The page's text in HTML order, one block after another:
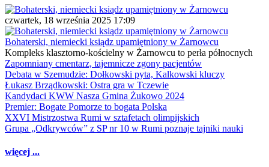
czwartek, 18 września 2025 17:09
Bohaterski, niemiecki ksiądz upamiętniony w Żarnowcu
Kompleks klasztorno-kościelny w Żarnowcu to perła północnych
Zapomniany cmentarz, tajemnicze zgony pacjentów
Debata w Szemudzie: Dołkowski pyta, Kalkowski kluczy
Łukasz Brządkowski: Ostra gra w Tczewie
Kandydaci KWW Nasza Gmina Żukowo 2024
Premier: Bogate Pomorze to bogata Polska
XXVI Mistrzostwa Rumi w sztafetach olimpijskich
Grupa „Odkrywców” z SP nr 10 w Rumi poznaje tajniki nauki
więcej ...